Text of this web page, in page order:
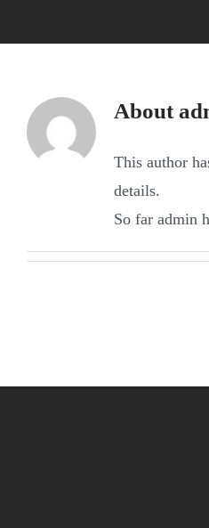
About
This author
details.
So far admin